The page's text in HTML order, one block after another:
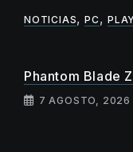
NOTICIAS,PC,
Phantom Blade
7 AGOSTO, 2026